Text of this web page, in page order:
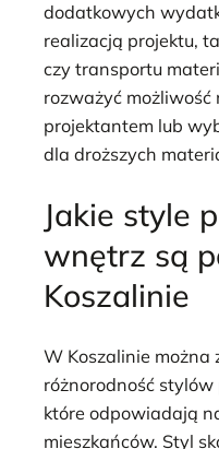
dodatkowych
realizacją projektu,
czy transportu
rozważyć możliwość
projektantem lub
dla droższych
Jakie style
wnętrz są
Koszalinie
W Koszalinie można
różnorodność
które odpowiadają
mieszkańców. Styl